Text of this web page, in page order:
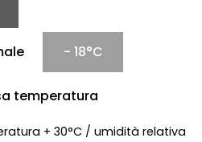
- 18°C
temperatura
+ 30°C / umidità relativa